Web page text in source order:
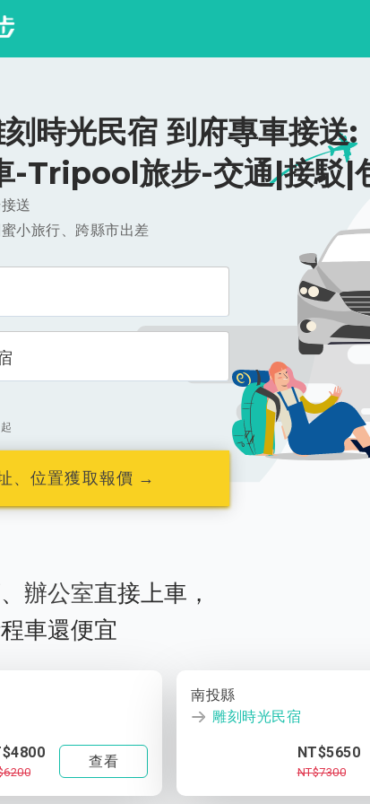
時光民宿 到府專車接送:
Tripool旅步-交通|接駁|
送
小旅行、跨縣市出差
起
、位置獲取報價 →
、 辦公室直接上車，
車還便宜
查看
南投縣
雕刻時光民宿
NT$5650
NT$7300